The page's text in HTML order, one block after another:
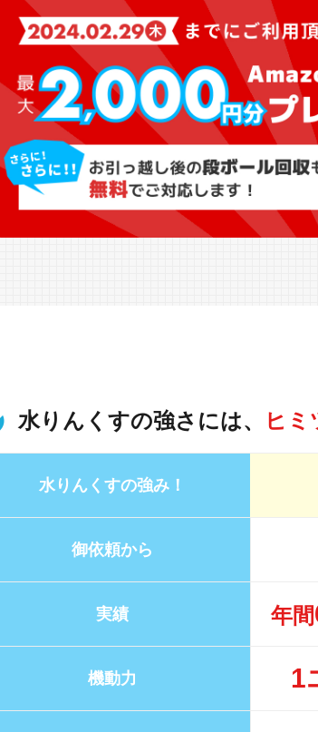
水りんくすの強さには、 ヒミ
水りんくすの強み！
御依頼から
実績 年間
機動力 1